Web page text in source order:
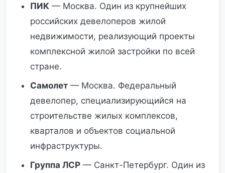
ПИК — Москва. Один из крупнейших
российских девелоперов жилой
недвижимости, реализующий проекты
комплексной жилой застройки по всей
стране.
Самолет — Москва. Федеральный
девелопер, специализирующийся на
строительстве жилых комплексов,
кварталов и объектов социальной
инфраструктуры.
Группа ЛСР — Санкт-Петербург. Один из